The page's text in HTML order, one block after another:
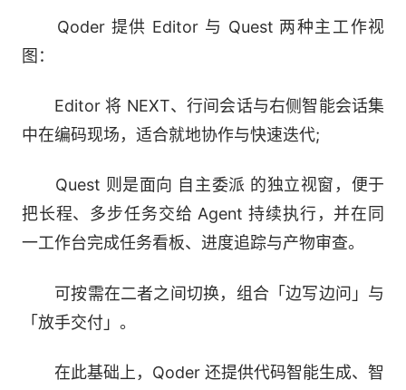
Qoder 提供 Editor 与 Quest 两种主工作视
图：
Editor 将 NEXT、行间会话与右侧智能会话集
中在编码现场，适合就地协作与快速迭代;
Quest 则是面向 自主委派 的独立视窗，便于
把长程、多步任务交给 Agent 持续执行，并在同
一工作台完成任务看板、进度追踪与产物审查。
可按需在二者之间切换，组合「边写边问」与
「放手交付」。
在此基础上，Qoder 还提供代码智能生成、智